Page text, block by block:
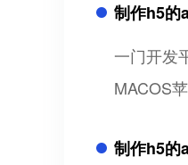
制作h5的
一门开发
MACOS
制作h5的